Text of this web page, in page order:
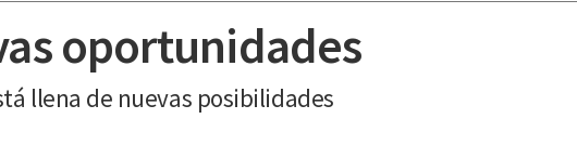
oportunidades
llena de nuevas posibilidades